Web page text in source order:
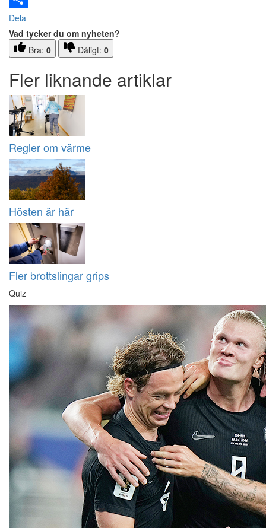
Dela
Vad tycker du om nyheten?
Bra: 0 Dåligt: 0
Fler liknande artiklar
Regler om värme
Hösten är här
Fler brottslingar grips
Quiz